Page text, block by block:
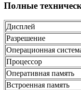
Полные
Дисплей
Разрешение
Операционная
Процессор
Оперативная память
Встроенная память